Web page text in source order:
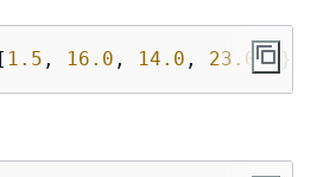
1.5 , 16.0 , 14.0 , 23.0 ] }